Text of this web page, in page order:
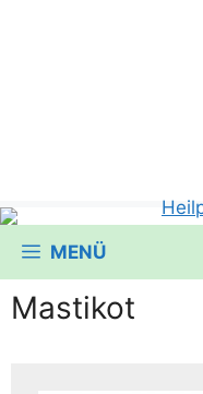
MENÜ
Mastikot